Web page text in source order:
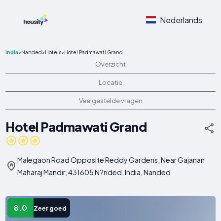
Nederlands
India>Nanded>Hotels>Hotel Padmawati Grand
Overzicht
Locatie
Veelgestelde vragen
Hotel Padmawati Grand
Malegaon Road Opposite Reddy Gardens, Near Gajanan
Maharaj Mandir, 431605 N?nded, India, Nanded
8.0 Zeer goed